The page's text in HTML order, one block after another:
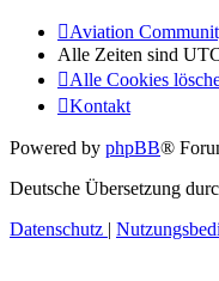
Aviation
Alle Zeiten sind
Alle Cookies
Kontakt
Powered by phpBB®
Deutsche Übersetzung
Datenschutz